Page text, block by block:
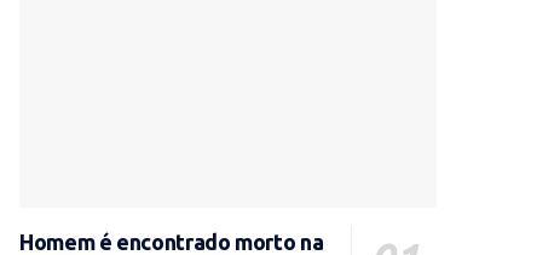
Homem é encontrado morto na